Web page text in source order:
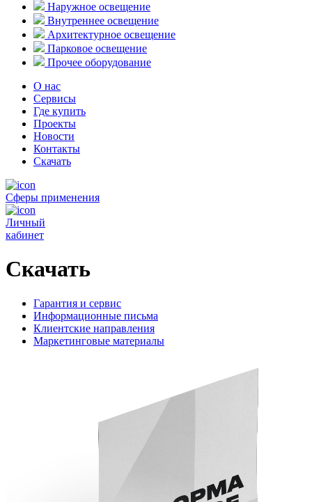
Наружное освещение
Внутреннее освещение
Архитектурное освещение
Парковое освещение
Прочее оборудование
О нас
Сервисы
Где купить
Проекты
Новости
Контакты
Скачать
Сферы применения
Личный
кабинет
Скачать
Гарантия и сервис
Информационные письма
Клиентские направления
Маркетинговые материалы